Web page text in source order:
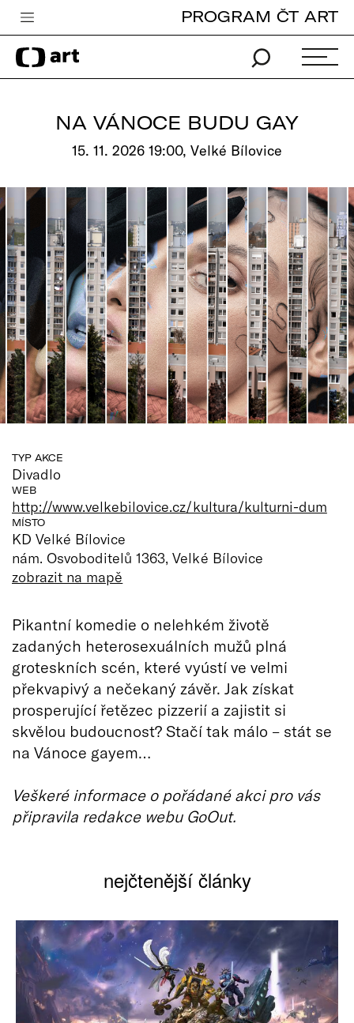
Česká televize
Zpravodajství
Pro děti
edu
Vše o ČT
PROGRAM ČT ART
NA VÁNOCE BUDU GAY
15. 11. 2026 19:00, Velké Bílovice
TYP AKCE
Divadlo
WEB
http://www.velkebilovice.cz/kultura/kulturni-dum
MÍSTO
KD Velké Bílovice
nám. Osvoboditelů 1363, Velké Bílovice
zobrazit na mapě
Pikantní komedie o nelehkém životě
zadaných heterosexuálních mužů plná
groteskních scén, které vyústí ve velmi
překvapivý a nečekaný závěr. Jak získat
prosperující řetězec pizzerií a zajistit si
skvělou budoucnost? Stačí tak málo – stát se
na Vánoce gayem…
Veškeré informace o pořádané akci pro vás
připravila redakce webu GoOut.
nejčtenější články